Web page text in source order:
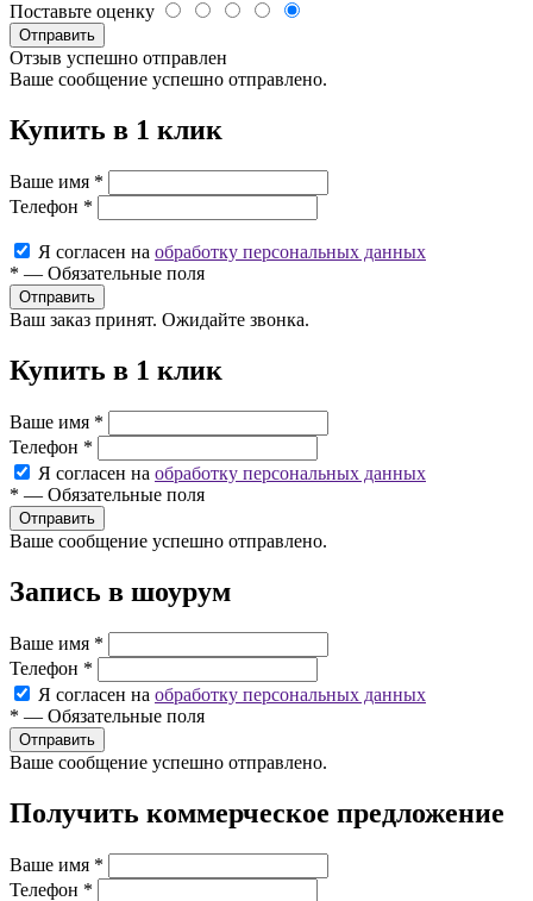
Поставьте оценку
Отправить
Отзыв успешно отправлен
Ваше сообщение успешно отправлено.
Купить в 1 клик
Ваше имя *
Телефон *
Я согласен на обработку персональных данных
* — Обязательные поля
Ваш заказ принят. Ожидайте звонка.
Купить в 1 клик
Ваше имя *
Телефон *
Я согласен на обработку персональных данных
* — Обязательные поля
Ваше сообщение успешно отправлено.
Запись в шоурум
Ваше имя *
Телефон *
Я согласен на обработку персональных данных
* — Обязательные поля
Ваше сообщение успешно отправлено.
Получить коммерческое предложение
Ваше имя *
Телефон *